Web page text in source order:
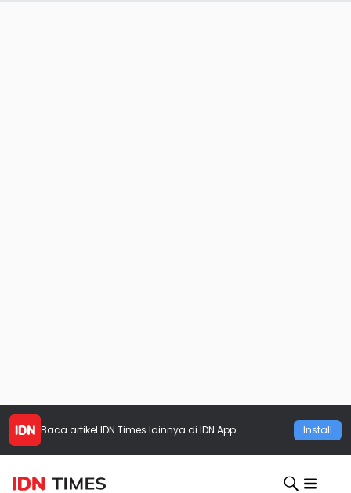
Baca artikel IDN Times lainnya di IDN App Install